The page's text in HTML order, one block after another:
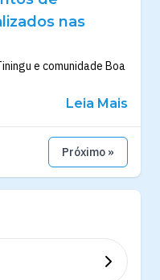
nas
e comunidade Boa
Leia Mais
Próximo »